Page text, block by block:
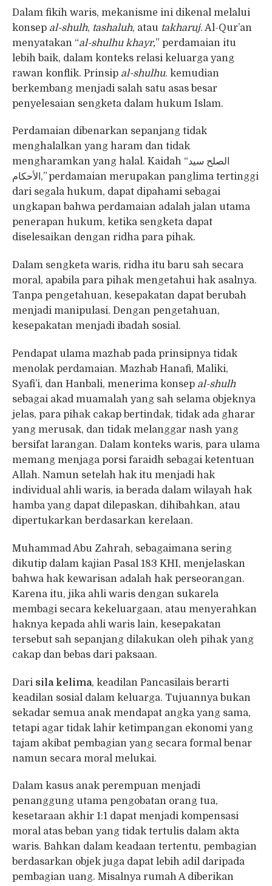
Dalam fikih waris, mekanisme ini dikenal melalui
konsep al-shulh, tashaluh, atau takharuj. Al-Qur’an
menyatakan “al-shulhu khayr,” perdamaian itu
lebih baik, dalam konteks relasi keluarga yang
rawan konflik. Prinsip al-shulhu. kemudian
berkembang menjadi salah satu asas besar
penyelesaian sengketa dalam hukum Islam.
Perdamaian dibenarkan sepanjang tidak
menghalalkan yang haram dan tidak
mengharamkan yang halal. Kaidah “الصلح سيد
الأحكام,” perdamaian merupakan panglima tertinggi
dari segala hukum, dapat dipahami sebagai
ungkapan bahwa perdamaian adalah jalan utama
penerapan hukum, ketika sengketa dapat
diselesaikan dengan ridha para pihak.
Dalam sengketa waris, ridha itu baru sah secara
moral, apabila para pihak mengetahui hak asalnya.
Tanpa pengetahuan, kesepakatan dapat berubah
menjadi manipulasi. Dengan pengetahuan,
kesepakatan menjadi ibadah sosial.
Pendapat ulama mazhab pada prinsipnya tidak
menolak perdamaian. Mazhab Hanafi, Maliki,
Syafi’i, dan Hanbali, menerima konsep al-shulh
sebagai akad muamalah yang sah selama objeknya
jelas, para pihak cakap bertindak, tidak ada gharar
yang merusak, dan tidak melanggar nash yang
bersifat larangan. Dalam konteks waris, para ulama
memang menjaga porsi faraidh sebagai ketentuan
Allah. Namun setelah hak itu menjadi hak
individual ahli waris, ia berada dalam wilayah hak
hamba yang dapat dilepaskan, dihibahkan, atau
dipertukarkan berdasarkan kerelaan.
Muhammad Abu Zahrah, sebagaimana sering
dikutip dalam kajian Pasal 183 KHI, menjelaskan
bahwa hak kewarisan adalah hak perseorangan.
Karena itu, jika ahli waris dengan sukarela
membagi secara kekeluargaan, atau menyerahkan
haknya kepada ahli waris lain, kesepakatan
tersebut sah sepanjang dilakukan oleh pihak yang
cakap dan bebas dari paksaan.
Dari sila kelima, keadilan Pancasilais berarti
keadilan sosial dalam keluarga. Tujuannya bukan
sekadar semua anak mendapat angka yang sama,
tetapi agar tidak lahir ketimpangan ekonomi yang
tajam akibat pembagian yang secara formal benar
namun secara moral melukai.
Dalam kasus anak perempuan menjadi
penanggung utama pengobatan orang tua,
kesetaraan akhir 1:1 dapat menjadi kompensasi
moral atas beban yang tidak tertulis dalam akta
waris. Bahkan dalam keadaan tertentu, pembagian
berdasarkan objek juga dapat lebih adil daripada
pembagian uang. Misalnya rumah A diberikan